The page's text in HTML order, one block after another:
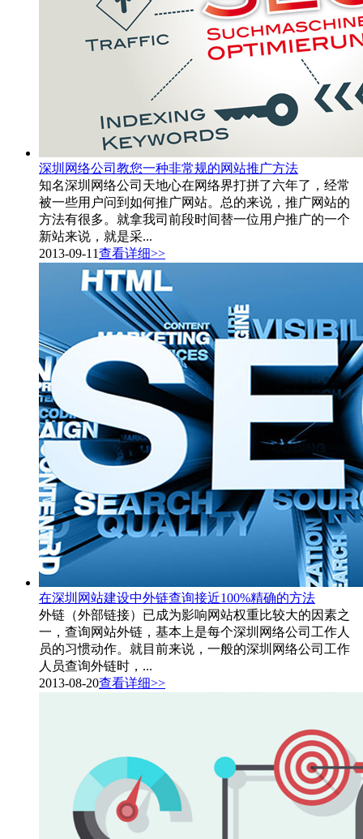
深圳网络公司教您一种非常规的网站推广方法
知名深圳网络公司天地心在网络界打拼了六年了，经常
被一些用户问到如何推广网站。总的来说，推广网站的
方法有很多。就拿我司前段时间替一位用户推广的一个
新站来说，就是采...
2013-09-11查看详细>>
在深圳网站建设中外链查询接近100%精确的方法
外链（外部链接）已成为影响网站权重比较大的因素之
一，查询网站外链，基本上是每个深圳网络公司工作人
员的习惯动作。就目前来说，一般的深圳网络公司工作
人员查询外链时，...
2013-08-20查看详细>>